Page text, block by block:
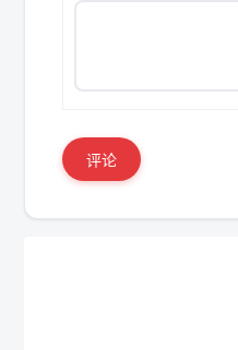
评论